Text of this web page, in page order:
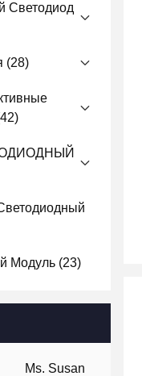
Светодиод
(28)
Модуль (23)
Ms. Susan